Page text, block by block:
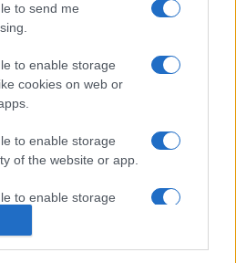
to send me
to enable storage
cookies on web or
to enable storage
of the website or app.
to enable storage
to enable storage
ábrázolások, sajátosan tömören
formált szobrok.
illetve külföldön is, a
aktív résztvevője – ismertette
közleménye az alkotót.